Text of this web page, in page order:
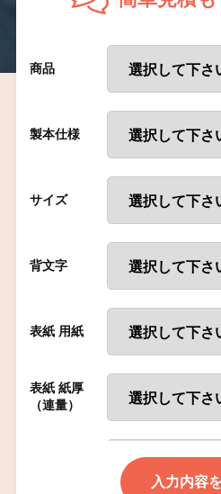
商品
製本仕様
サイズ
背文字
表紙 用紙
表紙 紙厚
（連量）